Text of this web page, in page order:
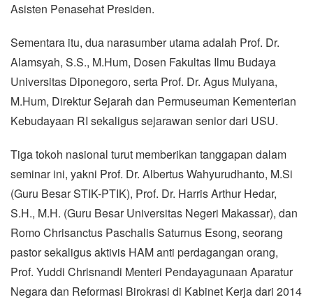
Asisten Penasehat Presiden.
Sementara itu, dua narasumber utama adalah Prof. Dr.
Alamsyah, S.S., M.Hum, Dosen Fakultas Ilmu Budaya
Universitas Diponegoro, serta Prof. Dr. Agus Mulyana,
M.Hum, Direktur Sejarah dan Permuseuman Kementerian
Kebudayaan RI sekaligus sejarawan senior dari USU.
Tiga tokoh nasional turut memberikan tanggapan dalam
seminar ini, yakni Prof. Dr. Albertus Wahyurudhanto, M.Si
(Guru Besar STIK-PTIK), Prof. Dr. Harris Arthur Hedar,
S.H., M.H. (Guru Besar Universitas Negeri Makassar), dan
Romo Chrisanctus Paschalis Saturnus Esong, seorang
pastor sekaligus aktivis HAM anti perdagangan orang,
Prof. Yuddi Chrisnandi Menteri Pendayagunaan Aparatur
Negara dan Reformasi Birokrasi di Kabinet Kerja dari 2014